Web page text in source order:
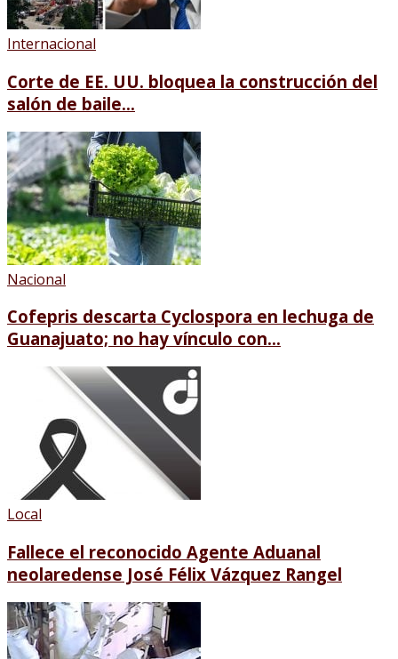
Internacional
Corte de EE. UU. bloquea la construcción del
salón de baile...
Nacional
Cofepris descarta Cyclospora en lechuga de
Guanajuato; no hay vínculo con...
Local
Fallece el reconocido Agente Aduanal
neolaredense José Félix Vázquez Rangel